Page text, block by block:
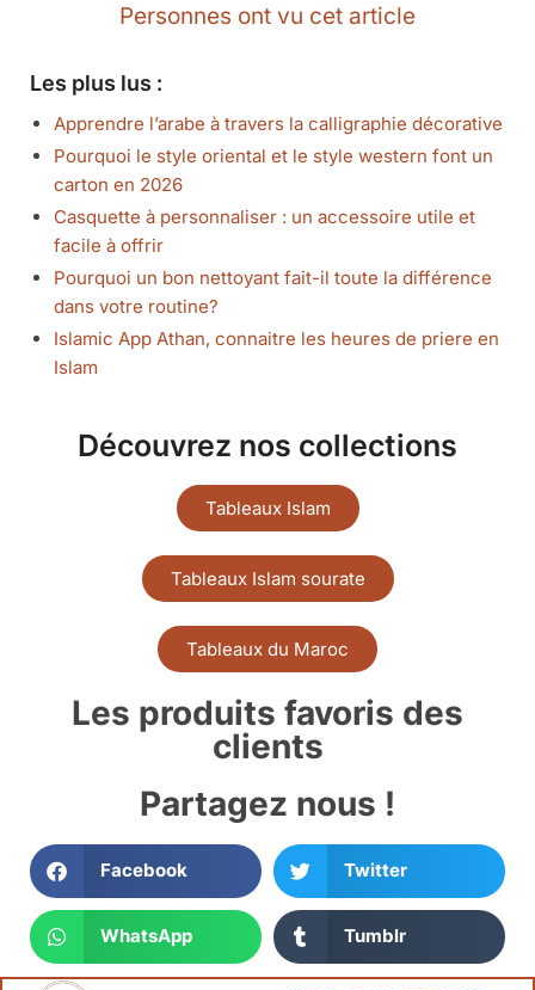
Personnes ont vu cet article
Les plus lus :
Apprendre l’arabe à travers la calligraphie décorative
Pourquoi le style oriental et le style western font un
carton en 2026
Casquette à personnaliser : un accessoire utile et
facile à offrir
Pourquoi un bon nettoyant fait-il toute la différence
dans votre routine?
Islamic App Athan, connaitre les heures de priere en
Islam
Découvrez nos collections
Tableaux Islam
Tableaux Islam sourate
Tableaux du Maroc
Les produits favoris des
clients
Partagez nous !
Facebook Twitter
WhatsApp Tumblr